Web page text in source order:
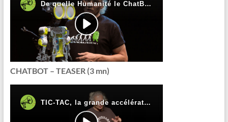
CHATBOT – TEASER (3 mn)